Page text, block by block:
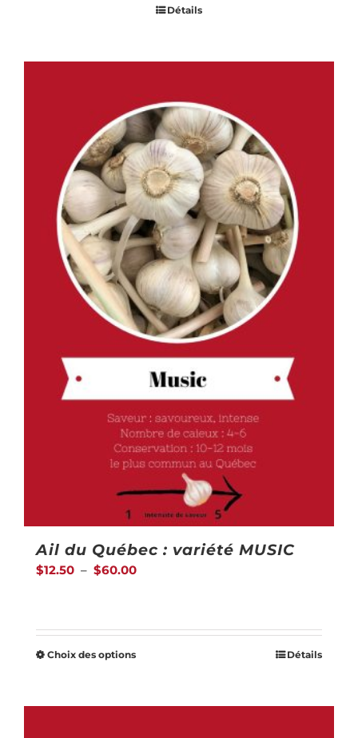
Détails
Ail du Québec : variété MUSIC
$12.50 – $60.00Plage
Choix des optionsCe
a
Détails